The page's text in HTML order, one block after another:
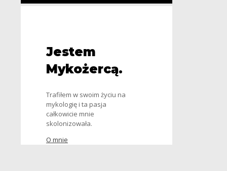
Jestem
Mykożercą.
Trafiłem w swoim życiu na
mykologię i ta pasja
całkowicie mnie
skolonizowała.
O mnie